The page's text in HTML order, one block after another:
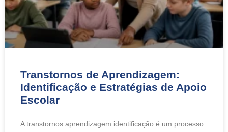
Transtornos de Aprendizagem:
Identificação e Estratégias de Apoio
Escolar
A transtornos aprendizagem identificação é um processo